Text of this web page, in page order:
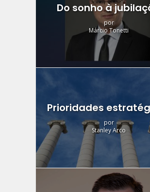
Do sonho à
por
Márcio Tonetti
Prioridades
por
Stanley Arco